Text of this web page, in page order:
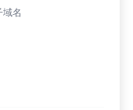
名